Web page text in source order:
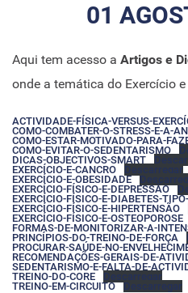
01
Aqui tem acesso a Artigos e
onde a temática do Exercício
ACTIVIDADE-FÍSICA-VERSUS-
COMO-COMBATER-O-STRESS-E-A-
COMO-ESTAR-MOTIVADO-PARA-
COMO-EVITAR-O-SEDENTARISMO
DICAS-OBJECTIVOS-SMART
EXERCÍCIO-E-CANCRO
Descarregar
EXERCÍCIO-E-OBESIDADE
EXERCÍCIO-FÍSICO-E-DEPRESSÃO
EXERCÍCIO-FÍSICO-E-DIABETES-
EXERCÍCIO-FÍSICO-E-HIPERTENSÃO
EXERCÍCIO-FÍSICO-E-OSTEOPOROSE
FORMAS-DE-MONITORIZAR-A-
PRINCÍPIOS-DO-TREINO-DE-FORÇA
PROCURAR-SAÚDE-NO-
RECOMENDAÇÕES-GERAIS-DE-
SEDENTARISMO-E-FALTA-DE-
TREINO-DO-CORE
Descarregar
TREINO-EM-CIRCUITO
Descarregar